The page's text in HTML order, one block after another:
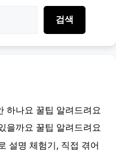
검색
하나요 꿀팁 알려드려요
을까요 꿀팁 알려드려요
설명 체험기, 직접 겪어